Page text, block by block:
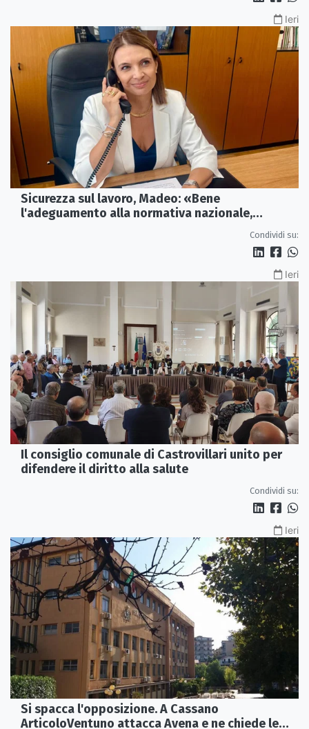
Ieri
Sicurezza sul lavoro, Madeo: «Bene
l'adeguamento alla normativa nazionale,
Condividi su:
Ieri
Il consiglio comunale di Castrovillari unito per
difendere il diritto alla salute
Condividi su:
Ieri
Si spacca l'opposizione. A Cassano
ArticoloVentuno attacca Avena e ne chiede le